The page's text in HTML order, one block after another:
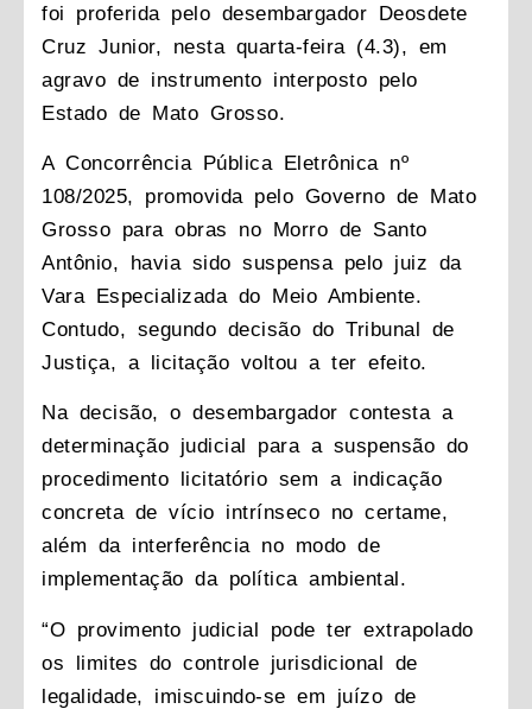
foi proferida pelo desembargador Deosdete
Cruz Junior, nesta quarta-feira (4.3), em
agravo de instrumento interposto pelo
Estado de Mato Grosso.
A Concorrência Pública Eletrônica nº
108/2025, promovida pelo Governo de Mato
Grosso para obras no Morro de Santo
Antônio, havia sido suspensa pelo juiz da
Vara Especializada do Meio Ambiente.
Contudo, segundo decisão do Tribunal de
Justiça, a licitação voltou a ter efeito.
Na decisão, o desembargador contesta a
determinação judicial para a suspensão do
procedimento licitatório sem a indicação
concreta de vício intrínseco no certame,
além da interferência no modo de
implementação da política ambiental.
“O provimento judicial pode ter extrapolado
os limites do controle jurisdicional de
legalidade, imiscuindo-se em juízo de